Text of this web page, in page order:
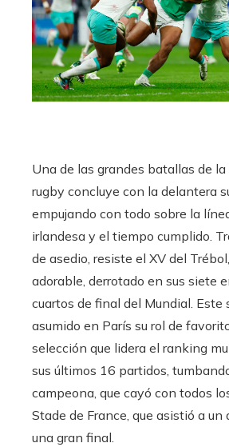
Una de las grandes batallas de
rugby concluye con la delantera
empujando con todo sobre la
irlandesa y el tiempo cumplido.
de asedio, resiste el XV del
adorable, derrotado en sus siete
cuartos de final del Mundial. Este
asumido en París su rol de
selección que lidera el ranking
sus últimos 16 partidos,
campeona, que cayó con todos
Stade de France, que asistió a un
una gran final.